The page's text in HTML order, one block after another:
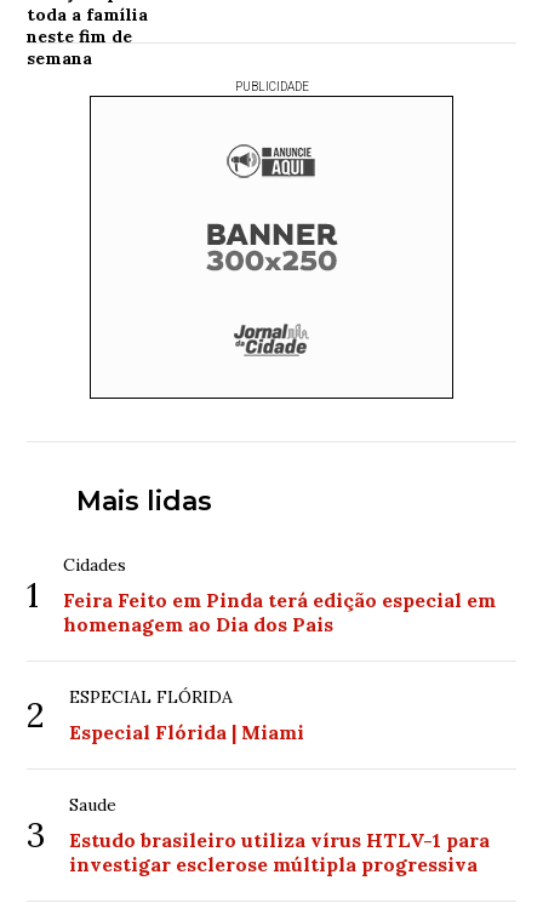
PUBLICIDADE
Mais lidas
1
Cidades
Feira Feito em Pinda terá edição especial em
homenagem ao Dia dos Pais
2 ESPECIAL FLÓRIDA
Especial Flórida | Miami
3
Saude
Estudo brasileiro utiliza vírus HTLV-1 para
investigar esclerose múltipla progressiva